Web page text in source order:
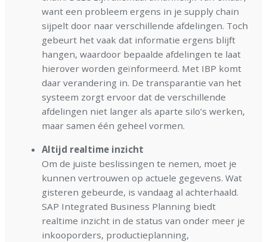
want een probleem ergens in je supply chain
sijpelt door naar verschillende afdelingen. Toch
gebeurt het vaak dat informatie ergens blijft
hangen, waardoor bepaalde afdelingen te laat
hierover worden geïnformeerd. Met IBP komt
daar verandering in. De transparantie van het
systeem zorgt ervoor dat de verschillende
afdelingen niet langer als aparte silo’s werken,
maar samen één geheel vormen.
Altijd realtime inzicht
Om de juiste beslissingen te nemen, moet je
kunnen vertrouwen op actuele gegevens. Wat
gisteren gebeurde, is vandaag al achterhaald.
SAP Integrated Business Planning biedt
realtime inzicht in de status van onder meer je
inkooporders, productieplanning,